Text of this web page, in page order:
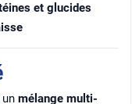
et glucides
mélange multi-